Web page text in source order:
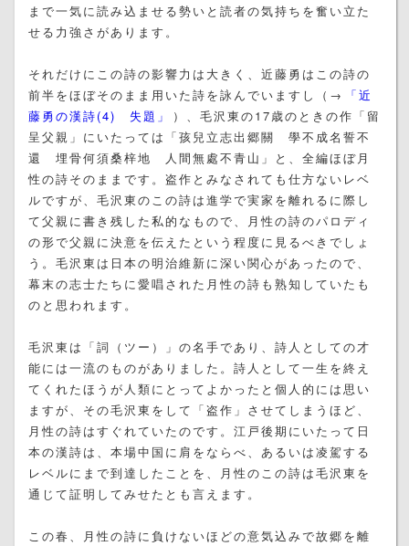
まで一気に読み込ませる勢いと読者の気持ちを奮い立た
せる力強さがあります。
それだけにこの詩の影響力は大きく、近藤勇はこの詩の
前半をほぼそのまま用いた詩を詠んでいますし（→
「近
藤勇の漢詩(4) 失題」
）、毛沢東の17歳のときの作「留
呈父親」にいたっては「孩兒立志出郷關 學不成名誓不
還 埋骨何須桑梓地 人間無處不青山」と、全編ほぼ月
性の詩そのままです。盗作とみなされても仕方ないレベ
ルですが、毛沢東のこの詩は進学で実家を離れるに際し
て父親に書き残した私的なもので、月性の詩のパロディ
の形で父親に決意を伝えたという程度に見るべきでしょ
う。毛沢東は日本の明治維新に深い関心があったので、
幕末の志士たちに愛唱された月性の詩も熟知していたも
のと思われます。
毛沢東は「詞（ツー）」の名手であり、詩人としての才
能には一流のものがありました。詩人として一生を終え
てくれたほうが人類にとってよかったと個人的には思い
ますが、その毛沢東をして「盗作」させてしまうほど、
月性の詩はすぐれていたのです。江戸後期にいたって日
本の漢詩は、本場中国に肩をならべ、あるいは凌駕する
レベルにまで到達したことを、月性のこの詩は毛沢東を
通じて証明してみせたとも言えます。
この春、月性の詩に負けないほどの意気込みで故郷を離